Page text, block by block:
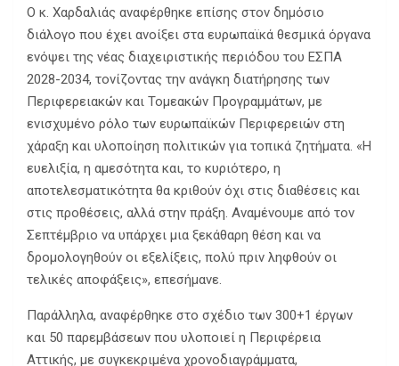
Ο κ. Χαρδαλιάς αναφέρθηκε επίσης στον δημόσιο
διάλογο που έχει ανοίξει στα ευρωπαϊκά θεσμικά όργανα
ενόψει της νέας διαχειριστικής περιόδου του ΕΣΠΑ
2028-2034, τονίζοντας την ανάγκη διατήρησης των
Περιφερειακών και Τομεακών Προγραμμάτων, με
ενισχυμένο ρόλο των ευρωπαϊκών Περιφερειών στη
χάραξη και υλοποίηση πολιτικών για τοπικά ζητήματα. «Η
ευελιξία, η αμεσότητα και, το κυριότερο, η
αποτελεσματικότητα θα κριθούν όχι στις διαθέσεις και
στις προθέσεις, αλλά στην πράξη. Αναμένουμε από τον
Σεπτέμβριο να υπάρχει μια ξεκάθαρη θέση και να
δρομολογηθούν οι εξελίξεις, πολύ πριν ληφθούν οι
τελικές αποφάξεις», επεσήμανε.
Παράλληλα, αναφέρθηκε στο σχέδιο των 300+1 έργων
και 50 παρεμβάσεων που υλοποιεί η Περιφέρεια
Αττικής, με συγκεκριμένα χρονοδιαγράμματα,